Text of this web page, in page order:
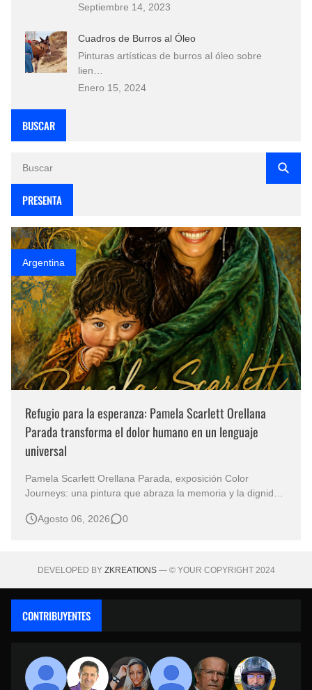
Septiembre 14, 2023
Cuadros de Burros al Óleo
Pinturas artísticas de burros al óleo sobre
lien…
Enero 15, 2024
BUSCAR
PRESENTA
Argentina
Refugio para la esperanza: Pamela Scarlett Orellana
Parada transforma el dolor humano en un lenguaje
universal
Pamela Scarlett Orellana Parada, exposición Color
Journeys: una pintura que abraza la memoria y la dignidad
obras no necesitan levantar la voz para permanecer en la
Agosto 06, 2026 0
DEVELOPED BY ZKREATIONS— © YOUR COPYRIGHT 2024
CONTRIBUYENTES